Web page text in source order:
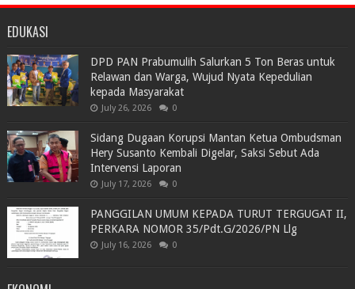
EDUKASI
DPD PAN Prabumulih Salurkan 5 Ton Beras untuk
Relawan dan Warga, Wujud Nyata Kepedulian
kepada Masyarakat
July 26, 2026 0
Sidang Dugaan Korupsi Mantan Ketua Ombudsman
Hery Susanto Kembali Digelar, Saksi Sebut Ada
Intervensi Laporan
July 17, 2026 0
PANGGILAN UMUM KEPADA TURUT TERGUGAT II,
PERKARA NOMOR 35/Pdt.G/2026/PN Llg
July 16, 2026 0